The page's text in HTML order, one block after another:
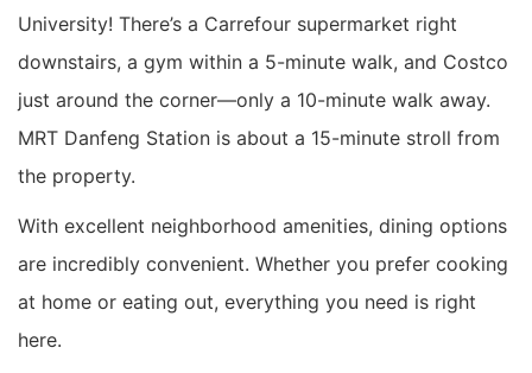
University! There’s a Carrefour supermarket right
downstairs, a gym within a 5-minute walk, and Costco
just around the corner—only a 10-minute walk away.
MRT Danfeng Station is about a 15-minute stroll from
the property.
With excellent neighborhood amenities, dining options
are incredibly convenient. Whether you prefer cooking
at home or eating out, everything you need is right
here.